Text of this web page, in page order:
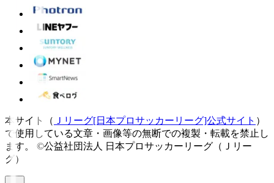
本サイト（ Ｊリーグ[日本プロサッカーリーグ]公式サイト ）
で使用している文章・画像等の無断での複製・転載を禁止し
ます。
©公益社団法人 日本プロサッカーリーグ（Ｊリー
グ）